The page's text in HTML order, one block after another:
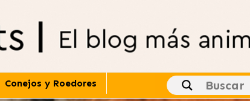
Conejos y Roedores